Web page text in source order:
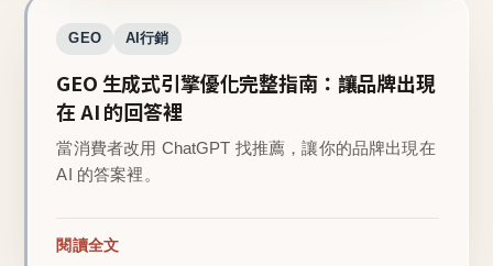
GEO AI行銷
GEO 生成式引擎優化完整指南：讓品牌出現
在 AI 的回答裡
當消費者改用 ChatGPT 找推薦，讓你的品牌出現在
AI 的答案裡。
閱讀全文